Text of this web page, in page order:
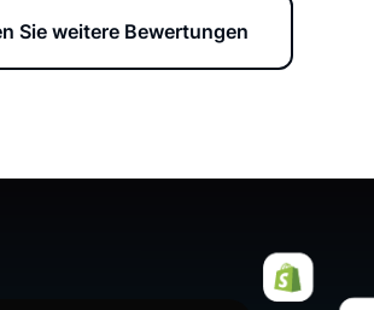
Conversion Rates
Conversion Rates
und uns geholfen, eine hohe
Sie weitere Bewertungen